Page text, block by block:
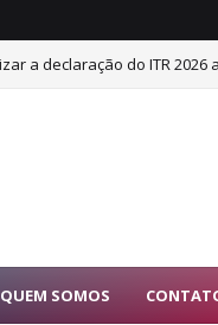
a declaração do ITR 2026
QUEM SOMOS